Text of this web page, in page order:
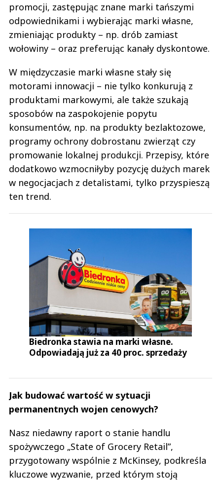
promocji, zastępując znane marki tańszymi
odpowiednikami i wybierając marki własne,
zmieniając produkty – np. drób zamiast
wołowiny – oraz preferując kanały dyskontowe.
W międzyczasie marki własne stały się
motorami innowacji – nie tylko konkurują z
produktami markowymi, ale także szukają
sposobów na zaspokojenie popytu
konsumentów, np. na produkty bezlaktozowe,
programy ochrony dobrostanu zwierząt czy
promowanie lokalnej produkcji. Przepisy, które
dodatkowo wzmocniłyby pozycję dużych marek
w negocjacjach z detalistami, tylko przyspieszą
ten trend.
Biedronka stawia na marki własne.
Odpowiadają już za 40 proc. sprzedaży
Jak budować wartość w sytuacji
permanentnych wojen cenowych?
Nasz niedawny raport o stanie handlu
spożywczego „State of Grocery Retail”,
przygotowany wspólnie z McKinsey, podkreśla
kluczowe wyzwanie, przed którym stoją